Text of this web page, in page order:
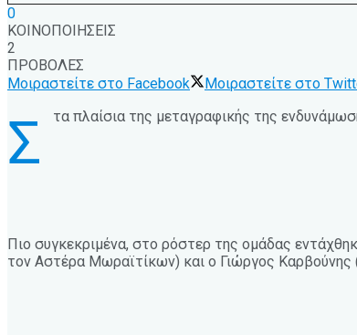
0
ΚΟΙΝΟΠΟΙΗΣΕΙΣ
2
ΠΡΟΒΟΛΕΣ
Μοιραστείτε στο Facebook
Μοιραστείτε στο
Σ τα πλαίσια της μεταγραφικής της
Πιο συγκεκριμένα, στο ρόστερ της ομάδας
τον Αστέρα Μωραϊτίκων) και ο Γιώργος Καρβούνης